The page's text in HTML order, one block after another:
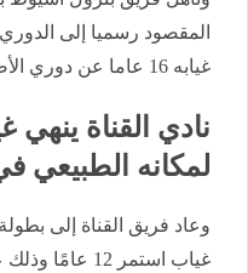
المقصود رسميا إلى
غيابه 16 عاما عن دوري الأضواء والشهرة.
لمكانه الطبيعي
وعاد فريق القناة إلى
غياب استمر